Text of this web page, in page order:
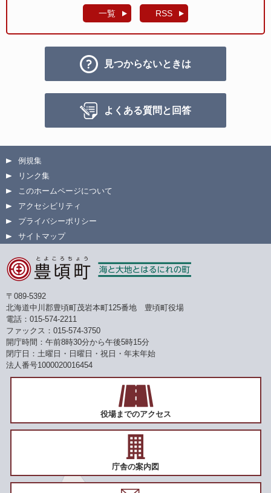
一覧 RSS
見つからないときは
よくある質問と回答
例規集
リンク集
このホームページについて
アクセシビリティ
プライバシーポリシー
サイトマップ
〒089-5392
北海道中川郡豊頃町茂岩本町125番地 豊頃町役場
電話：015-574-2211
ファックス：015-574-3750
開庁時間：午前8時30分から午後5時15分
閉庁日：土曜日・日曜日・祝日・年末年始
法人番号1000020016454
役場までのアクセス
庁舎の案内図